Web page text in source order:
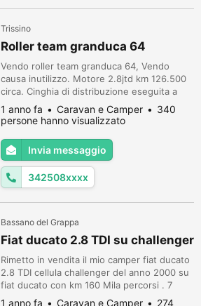
Trissino
Roller team granduca 64
Vendo roller team granduca 64, Vendo
causa inutilizzo. Motore 2.8jtd km 126.500
circa. Cinghia di distribuzione eseguita a
109.000km nel 2021. Eseguito tagliando a
120.000 km con sostituzione turbina.
Revisione fatta a settembre 2024. Bollo
pagato. Sostituito centralina e applicato
valvola di ricarica al clima in cellula (
dometic) con pompa di calore. Porta...
1 anno fa Caravan e Camper
340
persone hanno visualizzato
Invia messaggio
342508xxxx
Bassano del Grappa
Fiat ducato 2.8 TDI su challenger
Rimetto in vendita il mio camper fiat ducato
2.8 TDI cellula challenger del anno 2000 su
fiat ducato con km 160 Mila percorsi . 7
posti letto e viaggio con antenna satellitare
1 anno fa Caravan e Camper 274